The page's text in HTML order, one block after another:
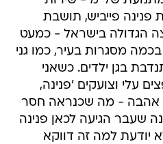
פנינה פייביש, תושבת
הגדולה בישראל - כמעט
בכמה מסגרות בעיר, כמו גני
בגן ילדים. כשאני
עלי וצועקים 'פנינה,
אהבה - מה שכנראה חסר
שעבר הגיעה לכאן פנינה
יודעת למה זה דווקא